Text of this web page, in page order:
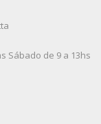
Sábado de 9 a 13hs